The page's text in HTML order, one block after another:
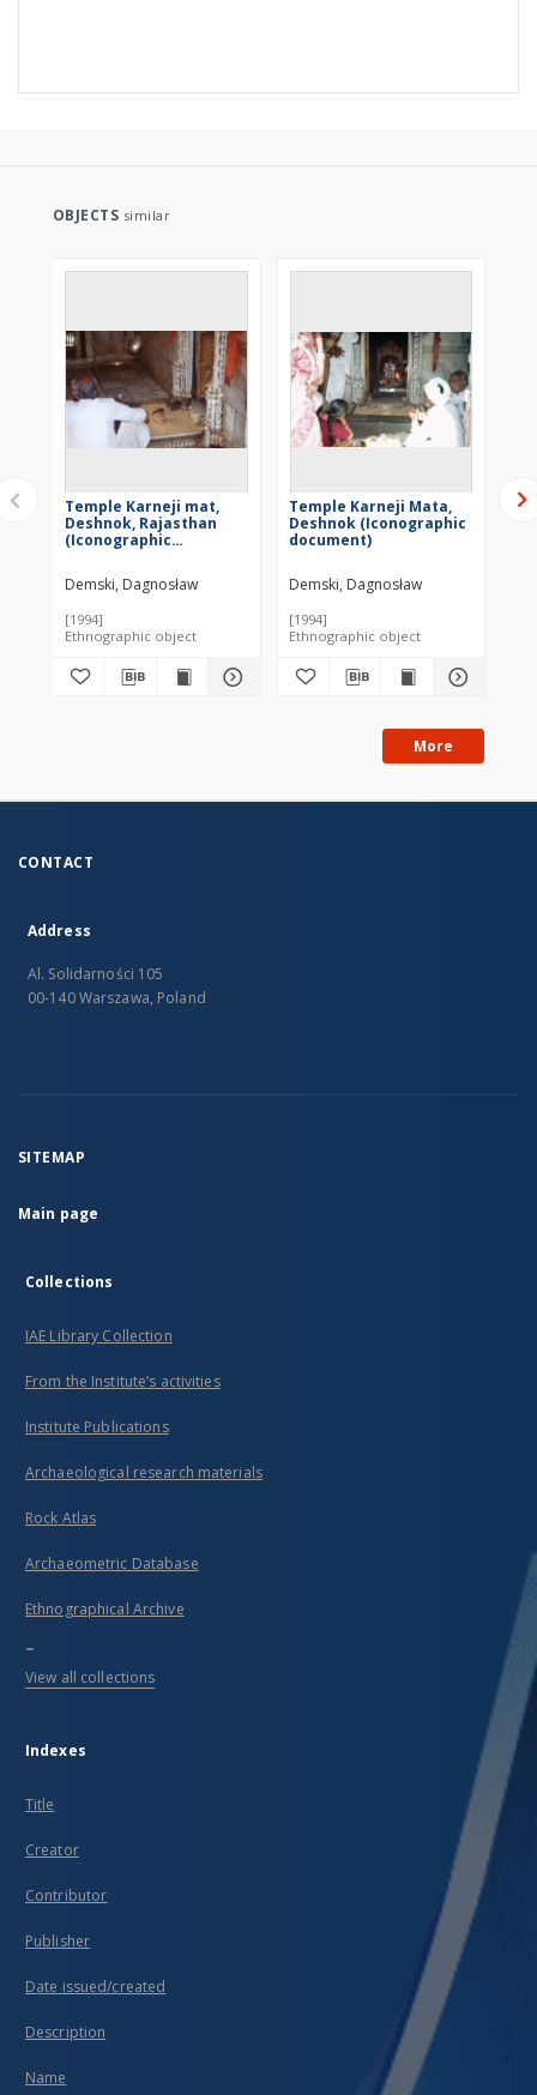
OBJECTS similar
Temple Karneji mat,
Deshnok, Rajasthan
(Iconographic
Demski, Dagnosław
[1994]
Ethnographic object
Temple Karneji Mata,
Deshnok (Iconographic
document)
Demski, Dagnosław
[1994]
Ethnographic object
More
CONTACT
Address
Al. Solidarności 105
00-140 Warszawa, Poland
SITEMAP
Main page
Collections
IAE Library Collection
From the Institute’s activities
Institute Publications
Archaeological research materials
Rock Atlas
Archaeometric Database
Ethnographical Archive
...
View all collections
Indexes
Title
Creator
Contributor
Publisher
Date issued/created
Description
Name